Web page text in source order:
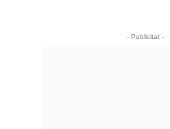
- Publicitat -